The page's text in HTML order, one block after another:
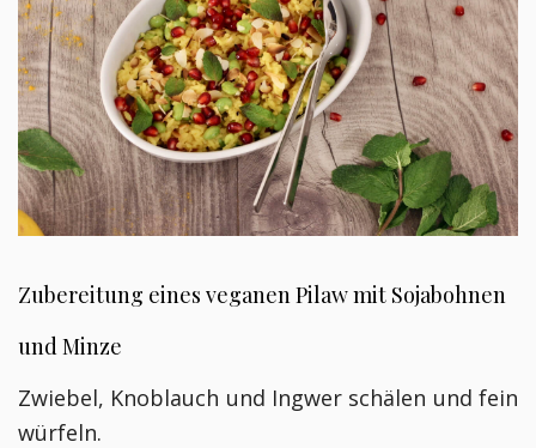
Zubereitung eines veganen Pilaw mit Sojabohnen
und Minze
Zwiebel, Knoblauch und Ingwer schälen und fein
würfeln.